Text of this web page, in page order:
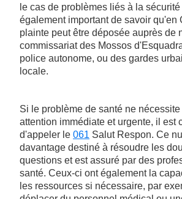
le cas de problèmes liés à la
également important de savoir qu'en
plainte peut être déposée auprès de
commissariat des Mossos
police autonome, ou des gardes
locale.
Si le problème de santé ne
attention immédiate et urgente, il est
d'appeler le 061 Salut Respon. Ce
davantage destiné à résoudre les
questions et est assuré par des
santé. Ceux-ci ont également la
les ressources si nécessaire, par